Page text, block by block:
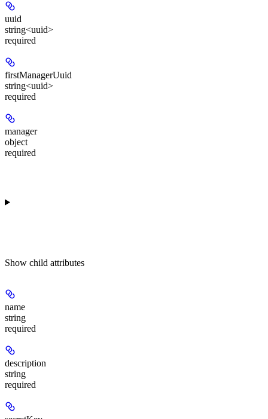
uuid
string<uuid>
required
firstManagerUuid
string<uuid>
required
manager
object
required
Show child attributes
name
string
required
description
string
required